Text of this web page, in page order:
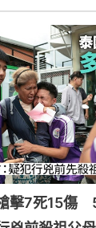
擊7死15傷